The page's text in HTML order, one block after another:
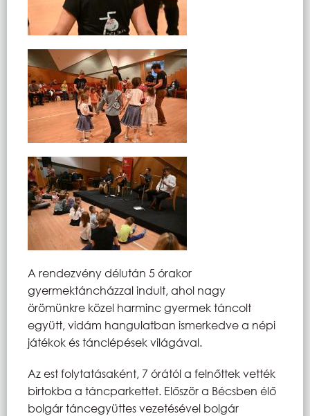
A rendezvény délután 5 órakor
gyermektáncházzal indult, ahol nagy
örömünkre közel harminc gyermek táncolt
együtt, vidám hangulatban ismerkedve a népi
játékok és tánclépések világával.
Az est folytatásaként, 7 órától a felnőttek vették
birtokba a táncparkettet. Először a Bécsben élő
bolgár táncegyüttes vezetésével bolgár